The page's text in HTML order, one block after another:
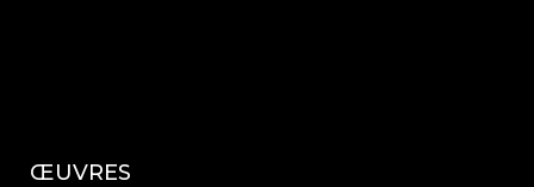
ŒUVRES